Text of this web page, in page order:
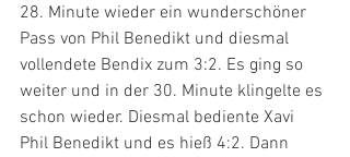
28. Minute wieder ein wunderschöner
Pass von Phil Benedikt und diesmal
vollendete Bendix zum 3:2. Es ging so
weiter und in der 30. Minute klingelte es
schon wieder. Diesmal bediente Xavi
Phil Benedikt und es hieß 4:2. Dann